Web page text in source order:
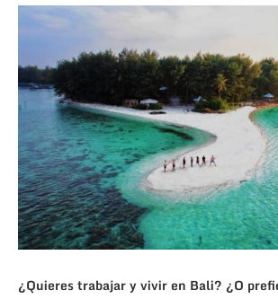
¿Quieres trabajar y vivir en Bali? ¿O